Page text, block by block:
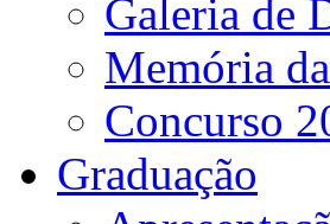
Galeria de
Memória
Concurso
Graduação